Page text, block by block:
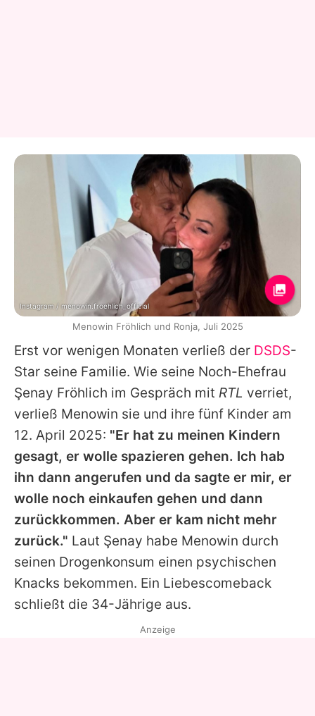
Erst vor wenigen Monaten verließ der DSDS-
Star seine Familie. Wie seine Noch-Ehefrau
Şenay Fröhlich im Gespräch mit RTL verriet,
verließ Menowin sie und ihre fünf Kinder am
12. April 2025: "Er hat zu meinen Kindern
gesagt, er wolle spazieren gehen. Ich hab
ihn dann angerufen und da sagte er mir, er
wolle noch einkaufen gehen und dann
zurückkommen. Aber er kam nicht mehr
zurück." Laut Şenay habe Menowin durch
seinen Drogenkonsum einen psychischen
Knacks bekommen. Ein Liebescomeback
schließt die 34-Jährige aus.
Instagram / menowin.froehlich_official
Menowin Fröhlich und Ronja, Juli 2025
Anzeige